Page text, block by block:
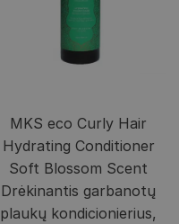
MKS eco Curly Hair
Hydrating Conditioner
Soft Blossom Scent
Drėkinantis garbanotų
plaukų kondicionierius,